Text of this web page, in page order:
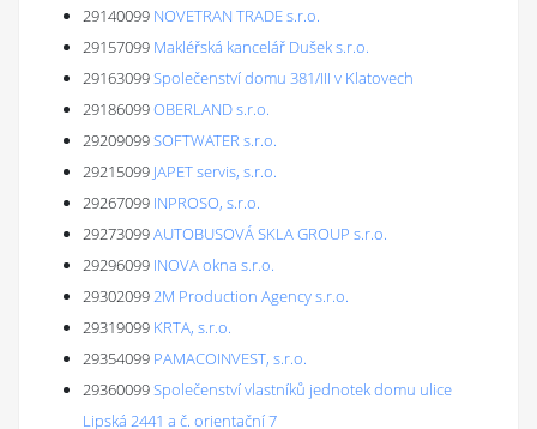
29140099 NOVETRAN TRADE s.r.o.
29157099 Makléřská kancelář Dušek s.r.o.
29163099Společenství domu 381/III v Klatovech
29186099OBERLAND s.r.o.
29209099SOFTWATER s.r.o.
29215099 JAPET servis, s.r.o.
29267099 INPROSO, s.r.o.
29273099AUTOBUSOVÁ SKLA GROUP s.r.o.
29296099 INOVA okna s.r.o.
293020992M Production Agency s.r.o.
29319099 KRTA, s.r.o.
29354099 PAMACOINVEST, s.r.o.
29360099Společenství vlastníků jednotek domu ulice
Lipská 2441 a č. orientační 7